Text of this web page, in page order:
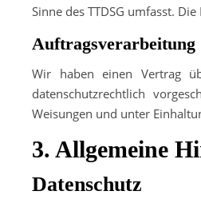
Sinne des TTDSG umfasst.
Auftragsverarbeitung
Wir haben einen Vertrag
datenschutzrechtlich
Weisungen und unter
3. Allgemeine
Datenschutz